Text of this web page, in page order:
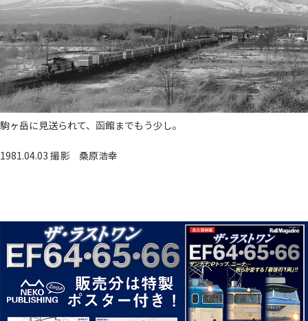
駒ヶ岳に見送られて、函館までもう少し。
1981.04.03 撮影 桑原浩幸